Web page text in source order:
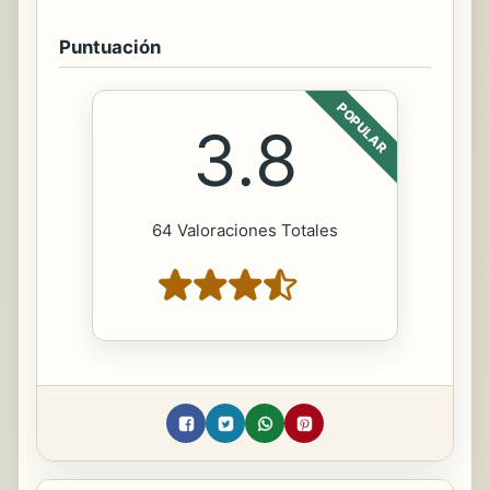
Puntuación
POPULAR
3.8
64 Valoraciones Totales